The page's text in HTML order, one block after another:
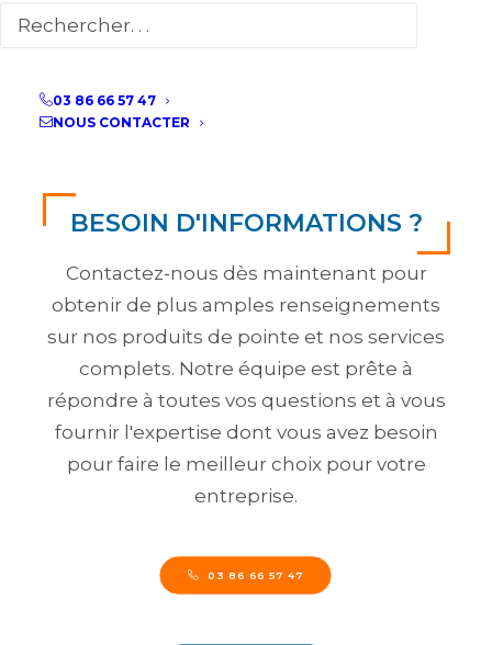
03 86 66 57 47
NOUS CONTACTER
BESOIN D'INFORMATIONS ?
Contactez-nous dès maintenant pour
obtenir de plus amples renseignements
sur nos produits de pointe et nos services
complets. Notre équipe est prête à
répondre à toutes vos questions et à vous
fournir l'expertise dont vous avez besoin
pour faire le meilleur choix pour votre
entreprise.
03 86 66 57 47